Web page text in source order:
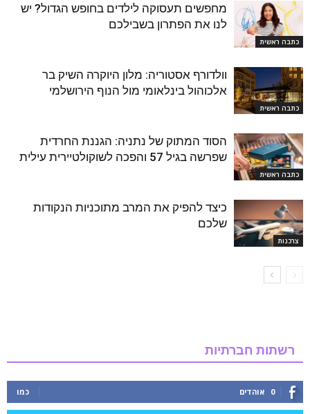
כתבה ראשית
מחפשים תעסוקה לילדים בחופש הגדול? יש
לנו את הפתרון בשבילכם
כתבה ראשית
וולדורף אסטוריה: מלון היוקרה השיק בר
אלכוהול בינלאומי מול הנוף הירושלמי
כתבה ראשית
הסוד המתוק של נתניה: הגננת החרדית
שפרשה בגיל 57 והפכה לשוקולטיירית עילית
צרכנות
כיצד להפיק את המרב מתוכניות הנקודות
שלכם
רשתות חברתיות
0 אוהדים כמו